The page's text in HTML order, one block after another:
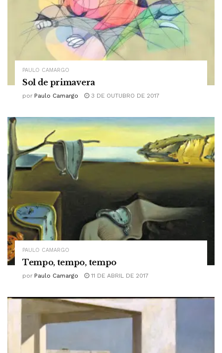
PAULO CAMARGO
Sol de primavera
por Paulo Camargo 3 DE OUTUBRO DE 2017
PAULO CAMARGO
Tempo, tempo, tempo
por Paulo Camargo 11 DE ABRIL DE 2017